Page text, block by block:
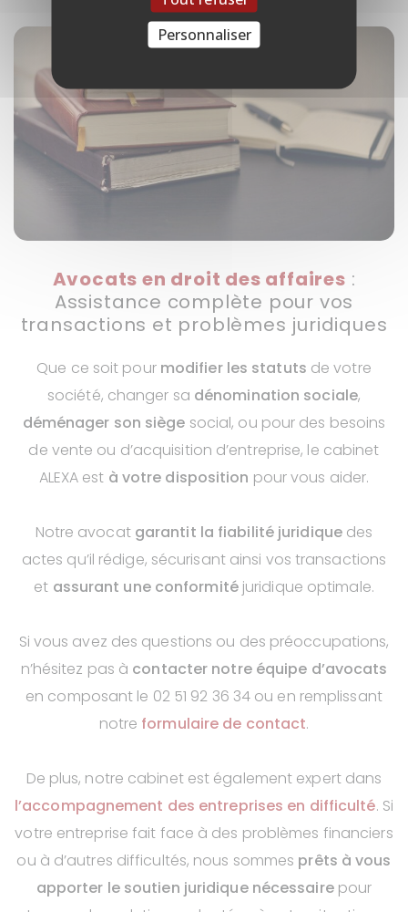
Avocats en droit des affaires :
Assistance complète pour vos
transactions et problèmes juridiques
Que ce soit pour modifier les statuts de votre
société, changer sa dénomination sociale,
déménager son siège social, ou pour des besoins
de vente ou d’acquisition d’entreprise, le cabinet
ALEXA est à votre disposition pour vous aider.
Notre avocat garantit la fiabilité juridique des
actes qu’il rédige, sécurisant ainsi vos transactions
et assurant une conformitéjuridique optimale.
Si vous avez des questions ou des préoccupations,
n’hésitez pas à contacter notre équipe d’avocats
en composant le 02 51 92 36 34 ou en remplissant
notre formulaire de contact.
De plus, notre cabinet est également expert dans
l’accompagnement des entreprises en difficulté. Si
votre entreprise fait face à des problèmes financiers
ou à d’autres difficultés, nous sommes prêts à vous
apporter le soutien juridique nécessairepour
Personnaliser